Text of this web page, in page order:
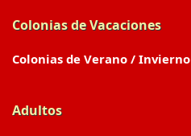
Colonias de Vacaciones
Colonias de Verano / Invierno
Adultos